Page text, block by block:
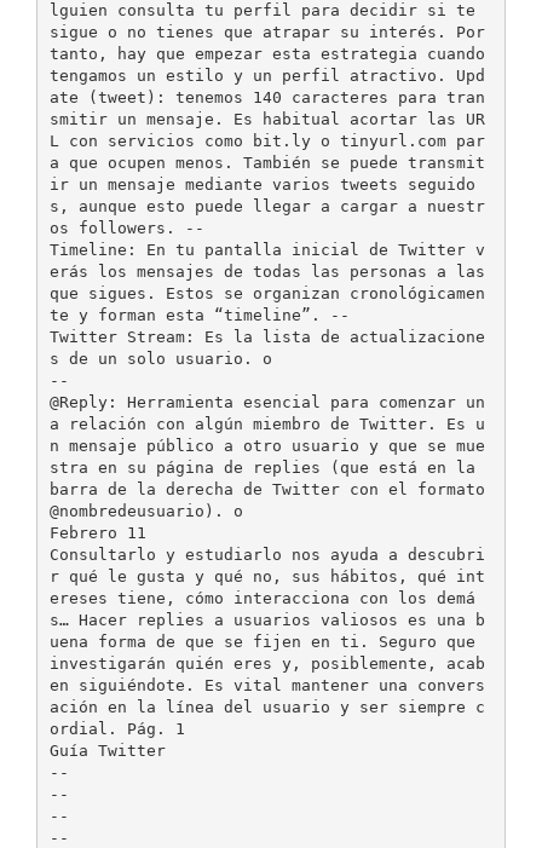
lguien consulta tu perfil para decidir si te
sigue o no tienes que atrapar su interés. Por
tanto, hay que empezar esta estrategia cuando
tengamos un estilo y un perfil atractivo. Upd
ate (tweet): tenemos 140 caracteres para tran
smitir un mensaje. Es habitual acortar las UR
L con servicios como bit.ly o tinyurl.com par
a que ocupen menos. También se puede transmit
ir un mensaje mediante varios tweets seguido
s, aunque esto puede llegar a cargar a nuestr
os followers. -­‐
Timeline: En tu pantalla inicial de Twitter v
erás los mensajes de todas las personas a las
que sigues. Estos se organizan cronológicamen
te y forman esta “timeline”. -­‐
Twitter Stream: Es la lista de actualizacione
s de un solo usuario. o
-­‐
@Reply: Herramienta esencial para comenzar un
a relación con algún miembro de Twitter. Es u
n mensaje público a otro usuario y que se mue
stra en su página de replies (que está en la
barra de la derecha de Twitter con el formato
@nombredeusuario). o
Febrero 11
Consultarlo y estudiarlo nos ayuda a descubri
r qué le gusta y qué no, sus hábitos, qué int
ereses tiene, cómo interacciona con los demá
s… Hacer replies a usuarios valiosos es una b
uena forma de que se fijen en ti. Seguro que
investigarán quién eres y, posiblemente, acab
en siguiéndote. Es vital mantener una convers
ación en la línea del usuario y ser siempre c
ordial. Pág. 1
Guía Twitter
-­‐
-­‐
-­‐
-­‐